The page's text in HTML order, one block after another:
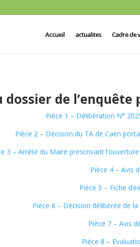
Accueil actualites Cadre de
dossier de
Pièce 1 – Délibération N°
Pièce 2 – Décision du TA de Caen
3 – Arrêté du Maire prescrivant
Pièce 4 – Avis
Pièce 5 – Fiche
Pièce 6 – Décision délibérée de
Pièce 7 – Avis
Pièce 8 –